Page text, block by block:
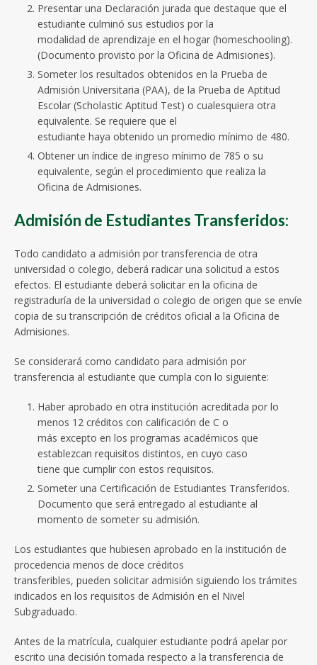
Presentar una Declaración jurada que destaque que el
estudiante culminó sus estudios por la
modalidad de aprendizaje en el hogar (homeschooling).
(Documento provisto por la Oficina de Admisiones).
Someter los resultados obtenidos en la Prueba de
Admisión Universitaria (PAA), de la Prueba de Aptitud
Escolar (Scholastic Aptitud Test) o cualesquiera otra
equivalente. Se requiere que el
estudiante haya obtenido un promedio mínimo de 480.
Obtener un índice de ingreso mínimo de 785 o su
equivalente, según el procedimiento que realiza la
Oficina de Admisiones.
Admisión de Estudiantes Transferidos:
Todo candidato a admisión por transferencia de otra
universidad o colegio, deberá radicar una solicitud a estos
efectos. El estudiante deberá solicitar en la oficina de
registraduría de la universidad o colegio de origen que se envíe
copia de su transcripción de créditos oficial a la Oficina de
Admisiones.
Se considerará como candidato para admisión por
transferencia al estudiante que cumpla con lo siguiente:
Haber aprobado en otra institución acreditada por lo
menos 12 créditos con calificación de C o
más excepto en los programas académicos que
establezcan requisitos distintos, en cuyo caso
tiene que cumplir con estos requisitos.
Someter una Certificación de Estudiantes Transferidos.
Documento que será entregado al estudiante al
momento de someter su admisión.
Los estudiantes que hubiesen aprobado en la institución de
procedencia menos de doce créditos
transferibles, pueden solicitar admisión siguiendo los trámites
indicados en los requisitos de Admisión en el Nivel
Subgraduado.
Antes de la matrícula, cualquier estudiante podrá apelar por
escrito una decisión tomada respecto a la transferencia de